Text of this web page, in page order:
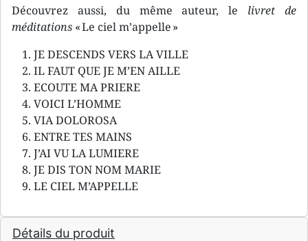
Découvrez aussi, du même auteur, le livret de
méditations « Le ciel m’appelle »
JE DESCENDS VERS LA VILLE
IL FAUT QUE JE M’EN AILLE
ECOUTE MA PRIERE
VOICI L’HOMME
VIA DOLOROSA
ENTRE TES MAINS
J’AI VU LA LUMIERE
JE DIS TON NOM MARIE
LE CIEL M’APPELLE
Détails du produit